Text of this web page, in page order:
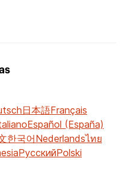
日本語Français
Español (España)
한국어Nederlandsไทย
РусскийPolski